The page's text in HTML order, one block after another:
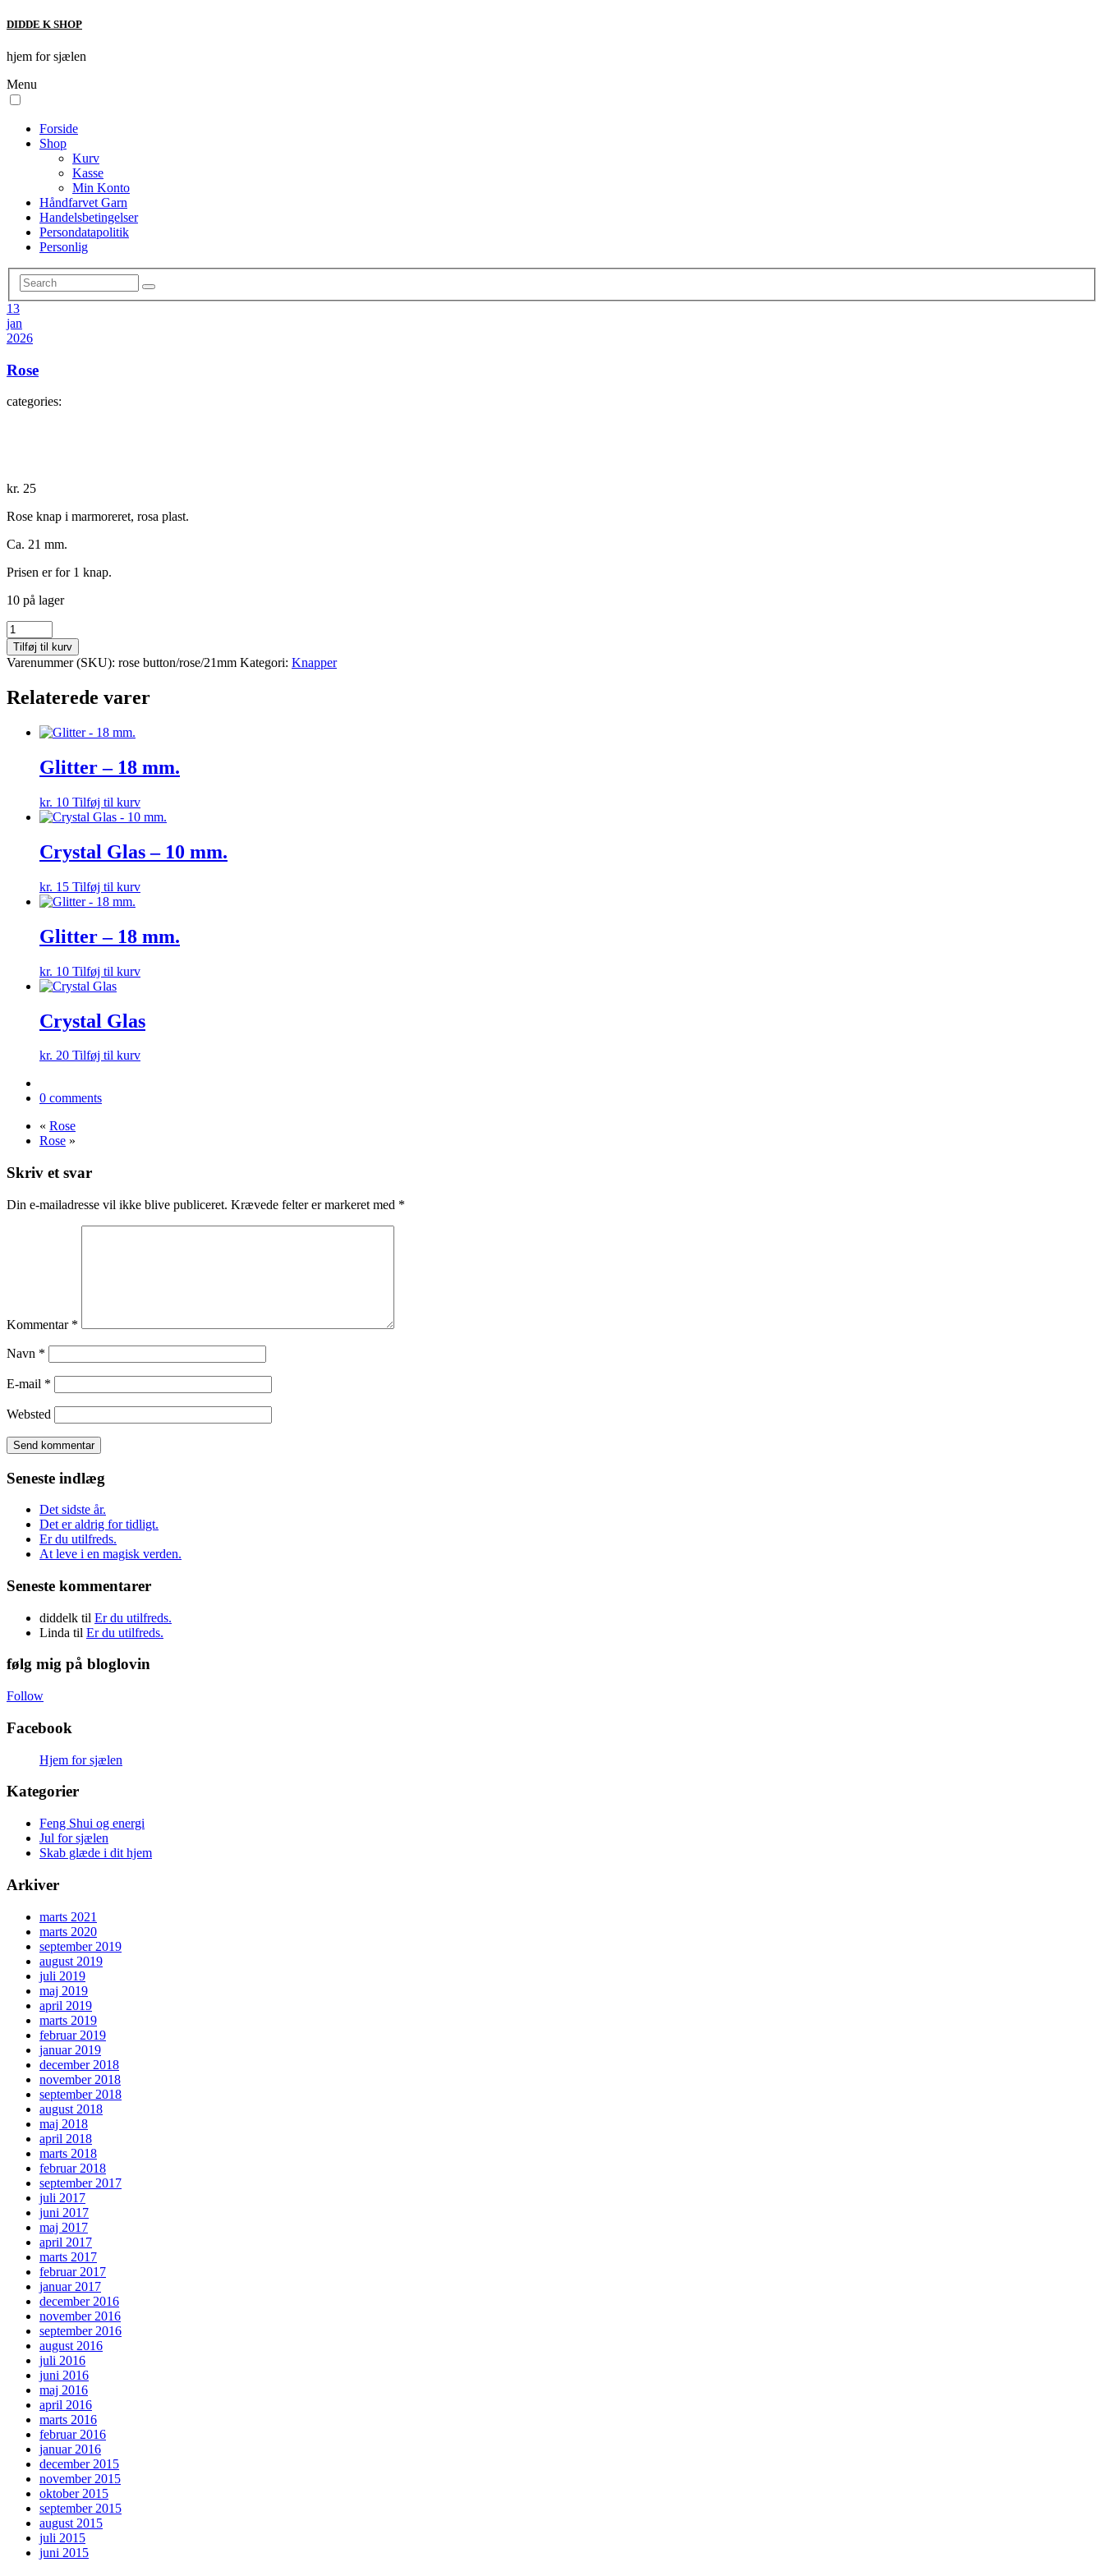
DIDDE K SHOP
hjem for sjælen
Menu
Forside
Shop
Kurv
Kasse
Min Konto
Håndfarvet Garn
Handelsbetingelser
Persondatapolitik
Personlig
13
jan
2026
Rose
categories:
kr. 25
Rose knap i marmoreret, rosa plast.
Ca. 21 mm.
Prisen er for 1 knap.
10 på lager
Rose
antal
Tilføj til kurv
Varenummer (SKU): rose button/rose/21mm Kategori: Knapper
Relaterede varer
Glitter – 18 mm.
kr. 10 Tilføj til kurv
Crystal Glas – 10 mm.
kr. 15 Tilføj til kurv
Glitter – 18 mm.
kr. 10 Tilføj til kurv
Crystal Glas
kr. 20 Tilføj til kurv
0 comments
« Rose
Rose »
Skriv et svar
Din e-mailadresse vil ikke blive publiceret. Krævede felter er markeret med *
Kommentar *
Navn *
E-mail *
Websted
Seneste indlæg
Det sidste år.
Det er aldrig for tidligt.
Er du utilfreds.
At leve i en magisk verden.
Seneste kommentarer
diddelk til Er du utilfreds.
Linda til Er du utilfreds.
følg mig på bloglovin
Follow
Facebook
Hjem for sjælen
Kategorier
Feng Shui og energi
Jul for sjælen
Skab glæde i dit hjem
Arkiver
marts 2021
marts 2020
september 2019
august 2019
juli 2019
maj 2019
april 2019
marts 2019
februar 2019
januar 2019
december 2018
november 2018
september 2018
august 2018
maj 2018
april 2018
marts 2018
februar 2018
september 2017
juli 2017
juni 2017
maj 2017
april 2017
marts 2017
februar 2017
januar 2017
december 2016
november 2016
september 2016
august 2016
juli 2016
juni 2016
maj 2016
april 2016
marts 2016
februar 2016
januar 2016
december 2015
november 2015
oktober 2015
september 2015
august 2015
juli 2015
juni 2015